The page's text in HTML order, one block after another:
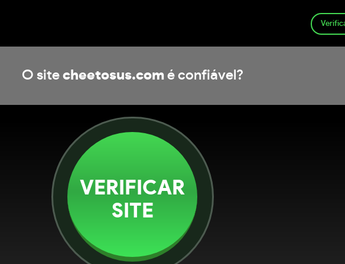
O site cheetosus.comé confiável?
VERIFICAR
SITE